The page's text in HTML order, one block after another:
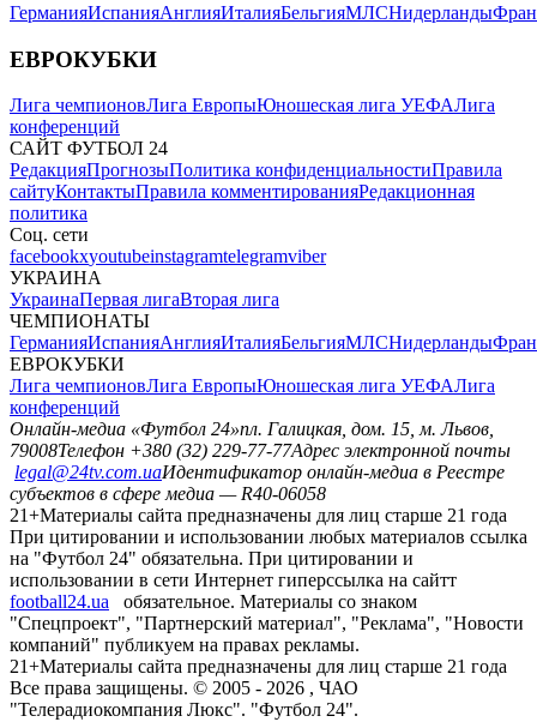
ГерманияИспанияАнглияИталияБельгияМЛСНидерланды
ЕВРОКУБКИ
Лига чемпионовЛига ЕвропыЮношеская лига УЕФАЛига
конференций
САЙТ ФУТБОЛ 24
РедакцияПрогнозыПолитика конфиденциальностиПравила
сайтуКонтактыПравила комментированияРедакционная
политика
Соц. сети
facebookxyoutubeinstagramtelegramviber
УКРАИНА
УкраинаПервая лигаВторая лига
ЧЕМПИОНАТЫ
ГерманияИспанияАнглияИталияБельгияМЛСНидерланды
ЕВРОКУБКИ
Лига чемпионовЛига ЕвропыЮношеская лига УЕФАЛига
конференций
Онлайн-медиа «Футбол 24»пл. Галицкая, дом. 15, м. Львов,
79008Телефон +380 (32) 229-77-77Адрес электронной почты
legal@24tv.com.uaИдентификатор онлайн-медиа в Реестре
субъектов в сфере медиа — R40-06058
21+Материалы сайта предназначены для лиц старше 21 года
При цитировании и использовании любых материалов ссылка
на "Футбол 24" обязательна. При цитировании и
использовании в сети Интернет гиперссылка на сайтт
football24.ua
обязательное. Материалы со знаком
"Спецпроект", "Партнерский материал", "Реклама", "Новости
компаний" публикуем на правах рекламы.
21+Материалы сайта предназначены для лиц старше 21 года
Все права защищены. © 2005 - 2026 , ЧАО
"Телерадиокомпания Люкс". "Футбол 24".